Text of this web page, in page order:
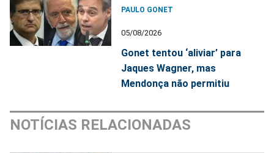
PAULO GONET
05/08/2026
Gonet tentou ‘aliviar’ para
Jaques Wagner, mas
Mendonça não permitiu
NOTÍCIAS RELACIONADAS